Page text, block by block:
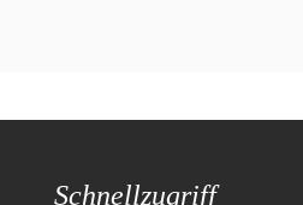
Schnellzugriff